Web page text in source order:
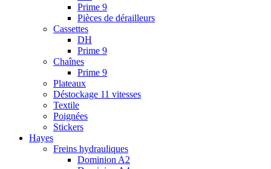
Prime 9
Pièces de dérailleurs
Cassettes
DH
Prime 9
Chaînes
Prime 9
Plateaux
Déstockage 11 vitesses
Textile
Poignées
Stickers
Hayes
Freins hydrauliques
Dominion A2